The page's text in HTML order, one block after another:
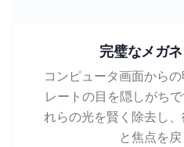
完璧なメガ
コンピュータ画面から
レートの目を隠しがち
れらの光を賢く除去し
と焦点を戻